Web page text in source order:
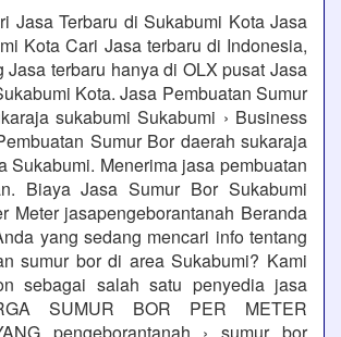
Jasa Terbaru di Sukabumi Kota Jasa
Kota Cari Jasa terbaru di Indonesia,
Jasa terbaru hanya di OLX pusat Jasa
Kota. Jasa Pembuatan Sumur
sukabumi Sukabumi › Business
Sumur Bor daerah sukaraja
Sukabumi. Menerima jasa pembuatan
Biaya Jasa Sumur Bor Sukabumi
Meter jasapengeborantanah Beranda
yang sedang mencari info tentang
sumur bor di area Sukabumi? Kami
sebagai salah satu penyedia jasa
SUMUR BOR PER METER